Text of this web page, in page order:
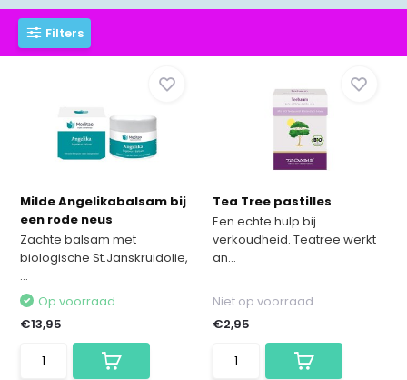
Filters
Milde Angelikabalsam bij
een rode neus
Zachte balsam met
biologische St.Janskruidolie,
...
Op voorraad
€13,95
Tea Tree pastilles
Een echte hulp bij
verkoudheid. Teatree werkt
an...
Niet op voorraad
€2,95